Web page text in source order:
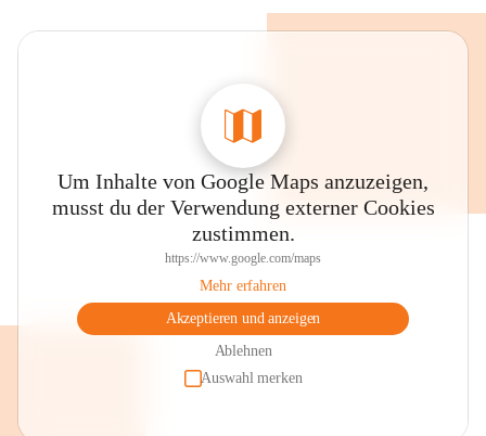
Um Inhalte von Google Maps anzuzeigen,
musst du der Verwendung externer Cookies
zustimmen.
https://www.google.com/maps
Mehr erfahren
Akzeptieren und anzeigen
Ablehnen
Auswahl merken